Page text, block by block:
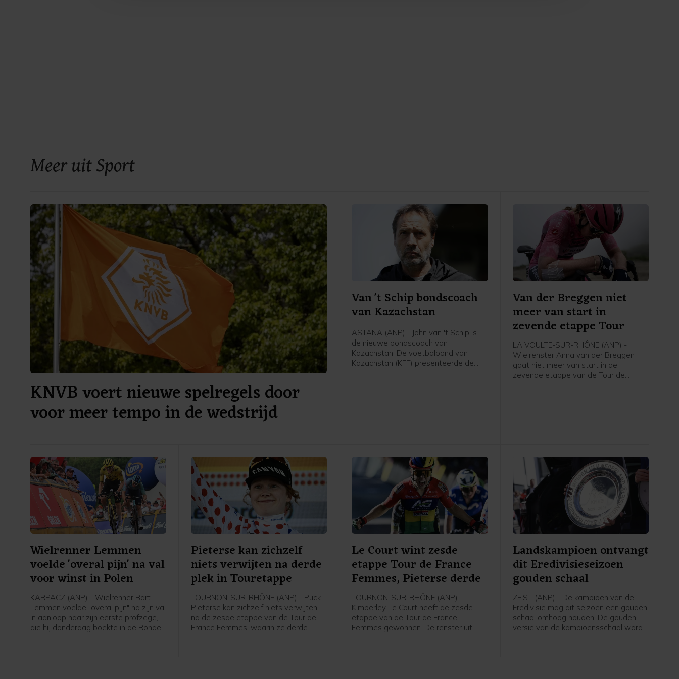
Meer uit Sport
KNVB voert nieuwe spelregels door
voor meer tempo in de wedstrijd
Van 't Schip bondscoach
van Kazachstan
ASTANA (ANP) - John van 't Schip is
de nieuwe bondscoach van
Kazachstan. De voetbalbond van
Kazachstan (KFF) presenteerde de
Van der Breggen niet
meer van start in
zevende etappe Tour
LA VOULTE-SUR-RHÔNE (ANP) -
Wielrenster Anna van der Breggen
gaat niet meer van start in de
zevende etappe van de Tour de
Wielrenner Lemmen
voelde 'overal pijn' na val
voor winst in Polen
KARPACZ (ANP) - Wielrenner Bart
Lemmen voelde "overal pijn" na zijn val
in aanloop naar zijn eerste profzege,
die hij donderdag boekte in de Ronde
Pieterse kan zichzelf
niets verwijten na derde
plek in Touretappe
TOURNON-SUR-RHÔNE (ANP) - Puck
Pieterse kan zichzelf niets verwijten
na de zesde etappe van de Tour de
France Femmes, waarin ze derde
Le Court wint zesde
etappe Tour de France
Femmes, Pieterse derde
TOURNON-SUR-RHÔNE (ANP) -
Kimberley Le Court heeft de zesde
etappe van de Tour de France
Femmes gewonnen. De renster uit
Landskampioen ontvangt
dit Eredivisieseizoen
gouden schaal
ZEIST (ANP) - De kampioen van de
Eredivisie mag dit seizoen een gouden
schaal omhoog houden. De gouden
versie van de kampioensschaal wordt